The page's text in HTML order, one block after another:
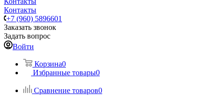
Контакты
+7 (960) 5896601
Заказать звонок
Задать вопрос
Войти
Корзина0
Избранные товары0
Сравнение товаров0